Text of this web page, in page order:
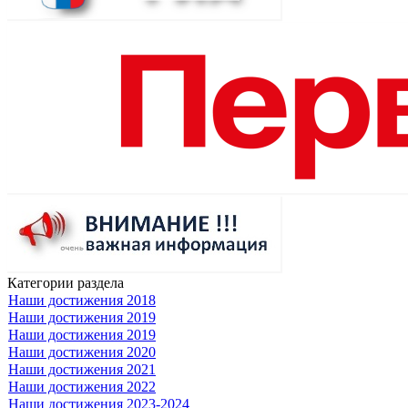
Категории раздела
Наши достижения 2018
Наши достижения 2019
Наши достижения 2019
Наши достижения 2020
Наши достижения 2021
Наши достижения 2022
Наши достижения 2023-2024